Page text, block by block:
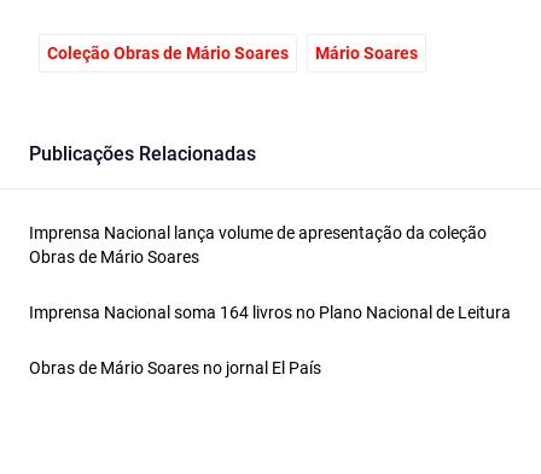
Coleção Obras de Mário Soares Mário Soares
Publicações Relacionadas
Imprensa Nacional lança volume de apresentação da coleção
Obras de Mário Soares
Imprensa Nacional soma 164 livros no Plano Nacional de Leitura
Obras de Mário Soares no jornal El País